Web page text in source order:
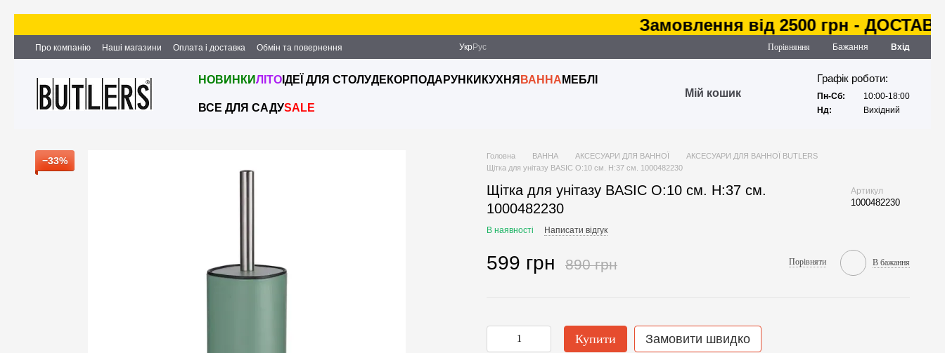
Замовлення від 2500 грн - ДОСТАВКА
Про компанію Наші магазини Оплата і доставка
Обмін та повернення
Партнерство та співпраця
Вакансії Контактна інформація
Укр Рус Порівняння Бажання Вхід
НОВИНКИЛІТО ІДЕЇ ДЛЯ СТОЛУДЕКОР ПОДАРУНКИ КУХНЯ ВАННА МЕБЛІ
ВСЕ ДЛЯ САДУSALE
Мій кошик
Графік роботи:
Пн-Сб:
10:00-18:00
Нд:
Вихідний
−33% Головна ВАННА АКСЕСУАРИ ДЛЯ ВАННОЇ
АКСЕСУАРИ ДЛЯ ВАННОЇ BUTLERS
Щітка для унітазу BASIC O:10 см. H:37 см. 1000482230
Щітка для унітазу BASIC O:10 см. H:37 см.
1000482230
Артикул
1000482230
В наявності Написати відгук
599 грн 890 грн Порівняти В бажання
Купити Замовити швидко